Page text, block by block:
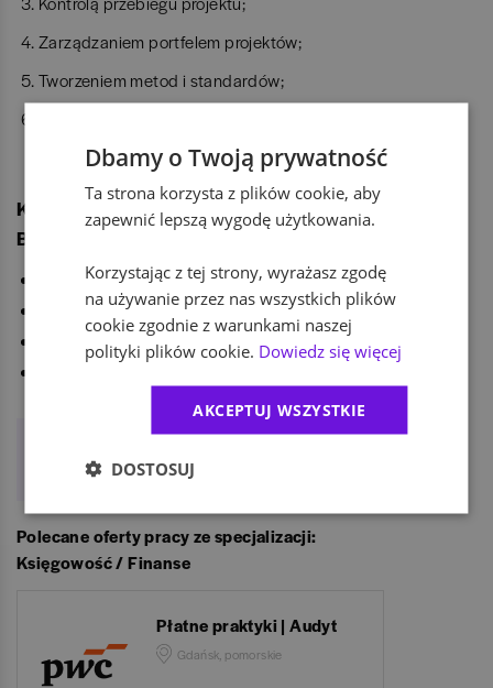
Zarządzaniem portfelem projektów;
Tworzeniem metod i standardów;
organizacji.
Korzyści płynące z korzystania usług
Biura Zarządzania Projektami
Ujednolicenie działań operacyjnych;
Lepsze wykorzystanie zasobów;
Mniejsza potrzeba restrukturyzacji;
Zobacz oferty pracy związane z tą
jednostką
Polecane oferty pracy ze specjalizacji:
Księgowość / Finanse
Płatne praktyki | Audyt
Gdańsk, pomorskie
Dbamy o Twoją prywatność
Ta strona korzysta z plików cookie, aby
zapewnić lepszą wygodę użytkowania.
Korzystając z tej strony, wyrażasz zgodę
na używanie przez nas wszystkich plików
cookie zgodnie z warunkami naszej
polityki plików cookie. Dowiedz się więcej
AKCEPTUJ WSZYSTKIE
DOSTOSUJ